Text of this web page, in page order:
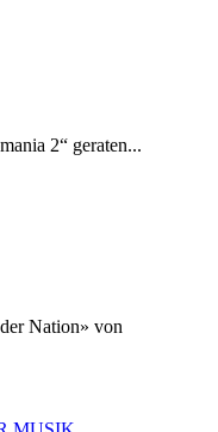
2“ geraten...
Nation» von